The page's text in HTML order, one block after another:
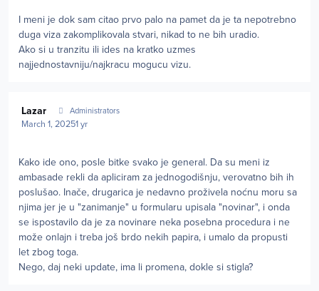
I meni je dok sam citao prvo palo na pamet da je ta nepotrebno
duga viza zakomplikovala stvari, nikad to ne bih uradio.
Ako si u tranzitu ili ides na kratko uzmes
najjednostavniju/najkracu mogucu vizu.
Lazar Administrators
March 1, 20251 yr
Kako ide ono, posle bitke svako je general. Da su meni iz
ambasade rekli da apliciram za jednogodišnju, verovatno bih ih
poslušao. Inače, drugarica je nedavno proživela noćnu moru sa
njima jer je u "zanimanje" u formularu upisala "novinar", i onda
se ispostavilo da je za novinare neka posebna procedura i ne
može onlajn i treba još brdo nekih papira, i umalo da propusti
let zbog toga.
Nego, daj neki update, ima li promena, dokle si stigla?